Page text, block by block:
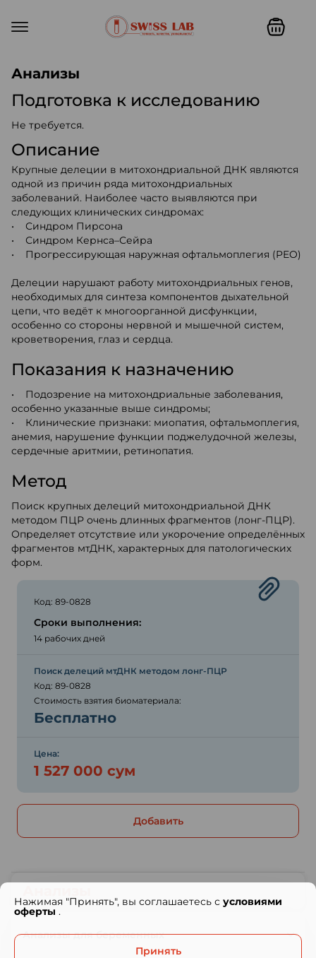
Анализы
Анализы для беременных
Подготовка к исследованию
Не требуется.
Описание
Крупные делеции в митохондриальной ДНК являются
одной из причин ряда митохондриальных
заболеваний. Наиболее часто выявляются при
следующих клинических синдромах:
• Синдром Пирсона
• Синдром Кернса–Сейра
• Прогрессирующая наружная офтальмоплегия (PEO)
Делеции нарушают работу митохондриальных генов,
необходимых для синтеза компонентов дыхательной
цепи, что ведёт к многоорганной дисфункции,
особенно со стороны нервной и мышечной систем,
кроветворения, глаз и сердца.
Показания к назначению
• Подозрение на митохондриальные заболевания,
особенно указанные выше синдромы;
• Клинические признаки: миопатия, офтальмоплегия,
анемия, нарушение функции поджелудочной железы,
сердечные аритмии, ретинопатия.
Метод
Поиск крупных делеций митохондриальной ДНК
методом ПЦР очень длинных фрагментов (лонг-ПЦР).
Определяет отсутствие или укорочение определённых
фрагментов мтДНК, характерных для патологических
форм.
Код: 89-0828
Сроки выполнения:
14 рабочих дней
Поиск делеций мтДНК методом лонг-ПЦР
Код: 89-0828
Стоимость взятия биоматериала:
Бесплатно
Цена:
1 527 000 сум
Добавить
Нажимая "Принять", вы соглашаетесь с условиями
оферты .
Принять